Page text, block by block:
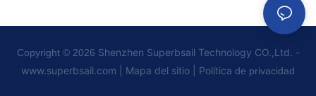
Copyright © 2026 Shenzhen Superbsail Technology CO.,Ltd. -
www.superbsail.com
Mapa del sitio Política de privacidad